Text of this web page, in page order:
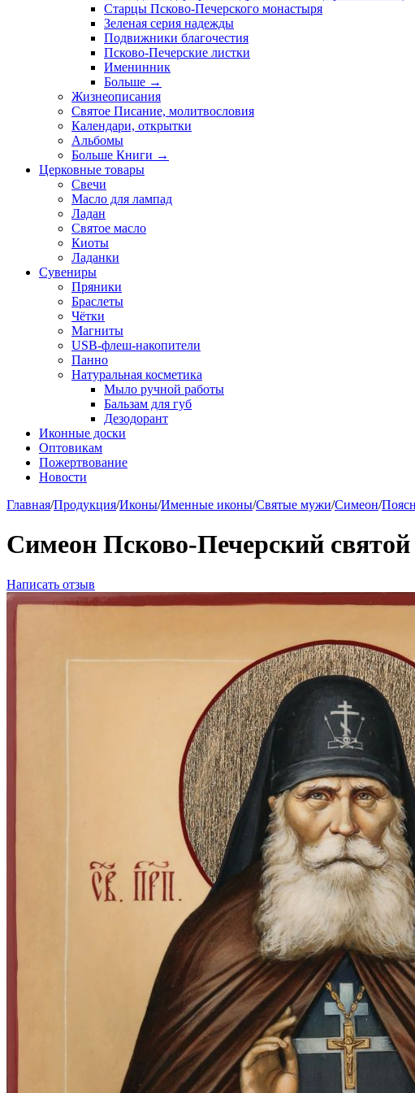
Старцы Псково-Печерского монастыря
Зеленая серия надежды
Подвижники благочестия
Псково-Печерские листки
Именинник
Больше →
Жизнеописания
Святое Писание, молитвословия
Календари, открытки
Альбомы
Больше Книги →
Церковные товары
Свечи
Масло для лампад
Ладан
Святое масло
Киоты
Ладанки
Сувениры
Пряники
Браслеты
Чётки
Магниты
USB-флеш-накопители
Панно
Натуральная косметика
Мыло ручной работы
Бальзам для губ
Дезодорант
Иконные доски
Оптовикам
Пожертвование
Новости
Главная/Продукция/Иконы/Именные иконы/Святые мужи/Симеон/
Симеон Псково-Печерский
Написать отзыв